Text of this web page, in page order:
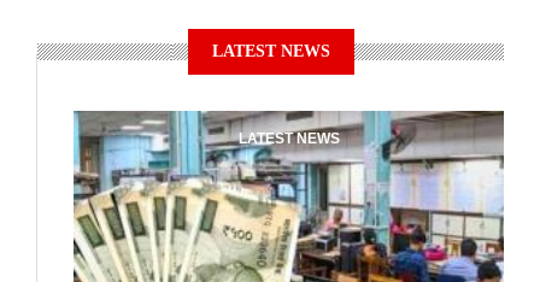
LATEST NEWS
LATEST NEWS